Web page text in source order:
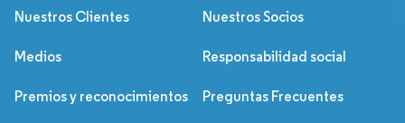
Nuestros Clientes Nuestros Socios
Medios Responsabilidad social
Premios y reconocimientos Preguntas Frecuentes